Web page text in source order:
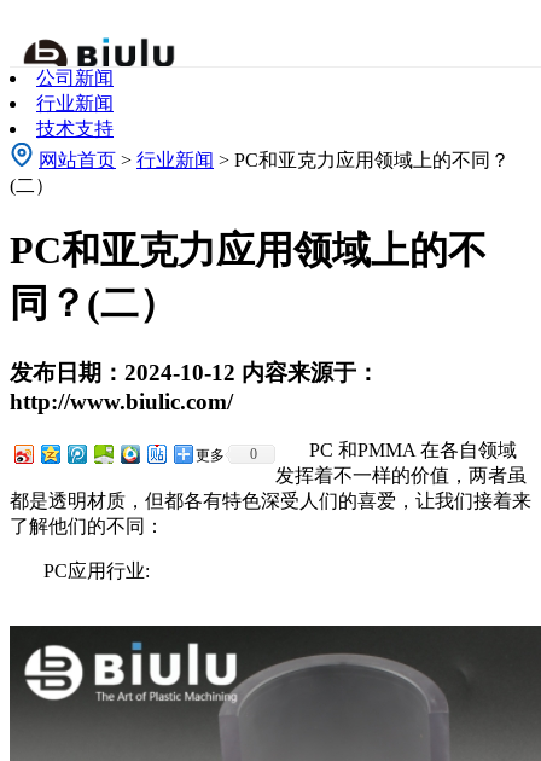
公司新闻
行业新闻
技术支持
网站首页 > 行业新闻 > PC和亚克力应用领域上的不同？
(二）
PC和亚克力应用领域上的不
同？(二）
发布日期：2024-10-12 内容来源于：
http://www.biulic.com/
更多 0
PC 和PMMA 在各自领域
发挥着不一样的价值，两者虽
都是透明材质，但都各有特色深受人们的喜爱，让我们接着来
了解他们的不同：
PC应用行业: